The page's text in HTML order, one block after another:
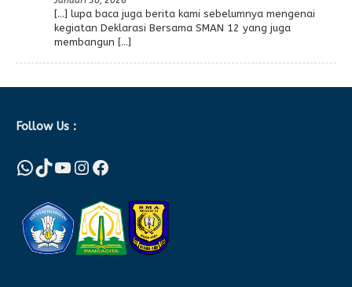
[…] lupa baca juga berita kami sebelumnya mengenai
kegiatan Deklarasi Bersama SMAN 12 yang juga
membangun […]
Follow Us :
WhatsApp
TikTok
YouTube
Instagram
Facebook